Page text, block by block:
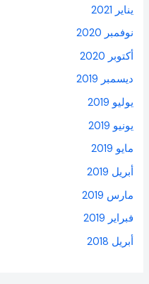
يناير 2021
نوفمبر 2020
أكتوبر 2020
ديسمبر 2019
يوليو 2019
يونيو 2019
مايو 2019
أبريل 2019
مارس 2019
فبراير 2019
أبريل 2018